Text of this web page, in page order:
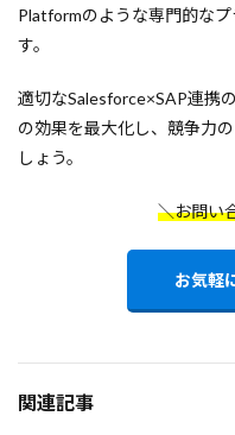
Platformのような専門的な
す。
適切なSalesforce×SAP連携
の効果を最大化し、競争力
しょう。
＼お問い
お気軽
関連記事